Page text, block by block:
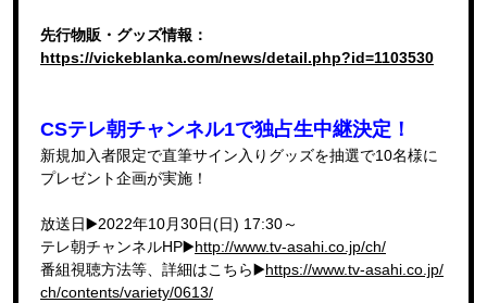
先行物販・グッズ情報：
https://vickeblanka.com/news/detail.php?id=1103530
CSテレ朝チャンネル1で独占生中継決定！
新規加入者限定で直筆サイン入りグッズを抽選で10名様に
プレゼント企画が実施！
放送日▶️2022年10月30日(日) 17:30～
テレ朝チャンネルHP▶️http://www.tv-asahi.co.jp/ch/
番組視聴方法等、詳細はこちら▶️https://www.tv-asahi.co.jp/
ch/contents/variety/0613/